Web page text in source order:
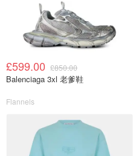
£599.00 £850.00
Balenciaga 3xl 老爹鞋
Flannels